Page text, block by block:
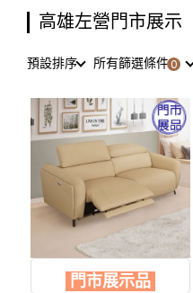
高雄左營門市展示
預設排序 所有篩選條件
門市展示品